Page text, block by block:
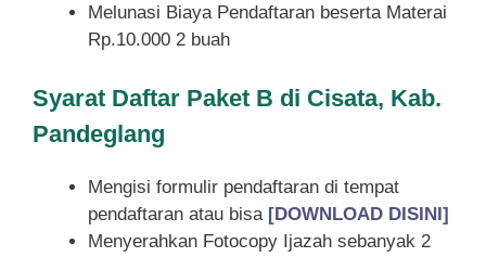
Melunasi Biaya Pendaftaran beserta Materai
Rp.10.000 2 buah
Syarat Daftar Paket B di Cisata, Kab.
Pandeglang
Mengisi formulir pendaftaran di tempat
pendaftaran atau bisa [DOWNLOAD DISINI]
Menyerahkan Fotocopy Ijazah sebanyak 2